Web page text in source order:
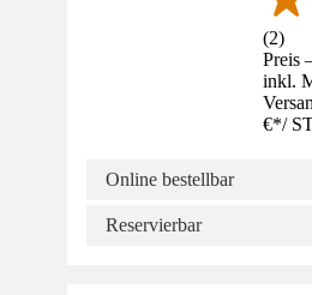
(2)
Preis
inkl.
€*/
Online bestellbar
Reservierbar